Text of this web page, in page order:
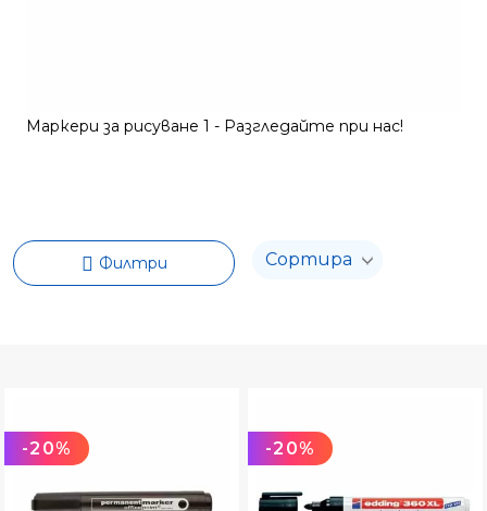
Маркери за рисуване 2 - Разгледайте при нас!
Филтри
-20% -20%